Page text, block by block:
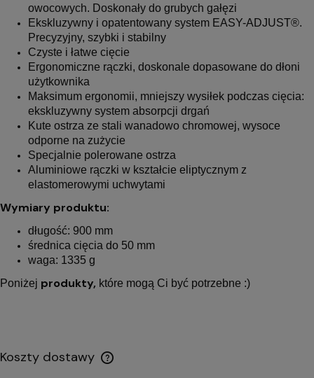
owocowych. Doskonały do grubych gałęzi
Ekskluzywny i opatentowany system EASY-ADJUST®.
Precyzyjny, szybki i stabilny
Czyste i łatwe cięcie
Ergonomiczne rączki, doskonale dopasowane do dłoni
użytkownika
Maksimum ergonomii, mniejszy wysiłek podczas cięcia:
ekskluzywny system absorpcji drgań
Kute ostrza ze stali wanadowo chromowej, wysoce
odporne na zużycie
Specjalnie polerowane ostrza
Aluminiowe rączki w kształcie eliptycznym z
elastomerowymi uchwytami
Wymiary produktu:
długość: 900 mm
średnica cięcia do 50 mm
waga: 1335 g
Poniżej produkty, które mogą Ci być potrzebne :)
Koszty dostawy